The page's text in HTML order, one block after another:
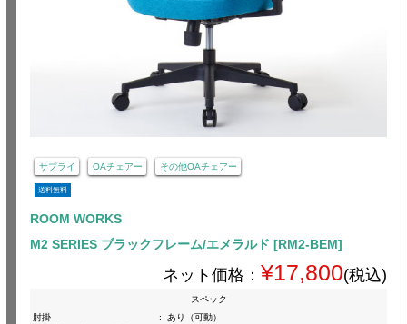
サプライ OAチェアー その他OAチェアー
送料無料
ROOM WORKS
M2 SERIES ブラックフレーム/エメラルド [RM2-BEM]
ネット価格： ¥17,800(税込)
スペック
肘掛
:
あり（可動）